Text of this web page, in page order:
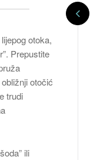
otoka,
Prepustite
otočić
trudi
ili